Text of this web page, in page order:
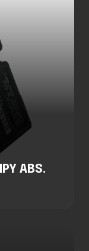
ABS.